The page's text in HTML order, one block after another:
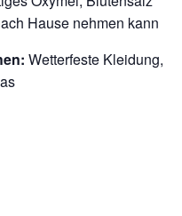
Hause nehmen kann
Wetterfeste Kleidung,